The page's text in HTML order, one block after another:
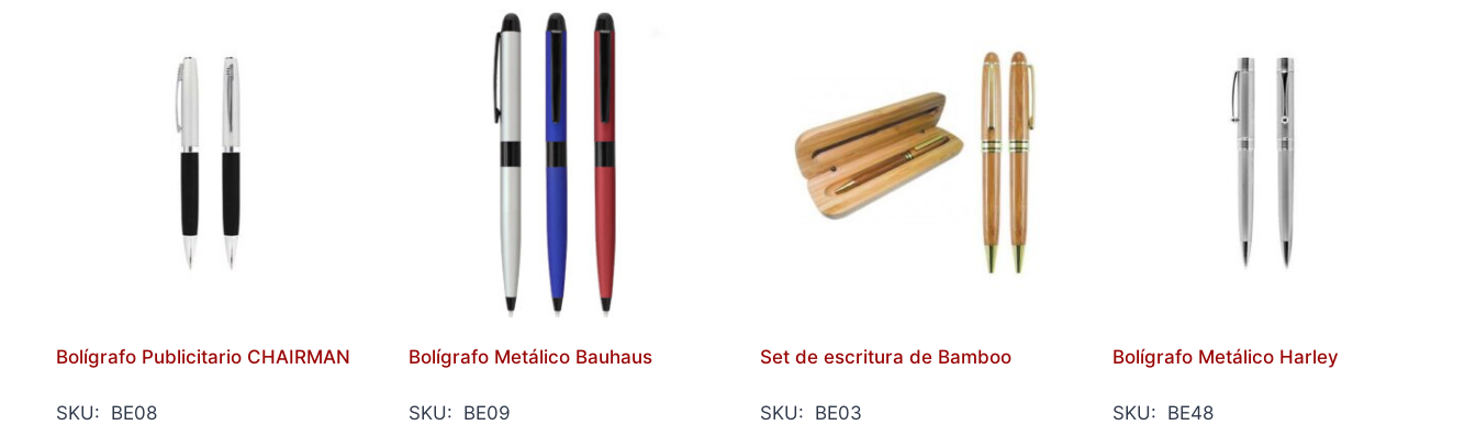
Bolígrafo Publicitario CHAIRMAN
SKU: BE08
Bolígrafo Metálico Bauhaus
SKU: BE09
Set de escritura de Bamboo
SKU: BE03
Bolígrafo Metálico Harley
SKU: BE48